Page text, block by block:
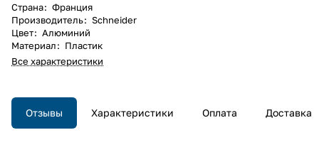
Страна: Франция
Производитель: Schneider
Цвет: Алюминий
Материал: Пластик
Все характеристики
Отзывы Характеристики Оплата Доставка